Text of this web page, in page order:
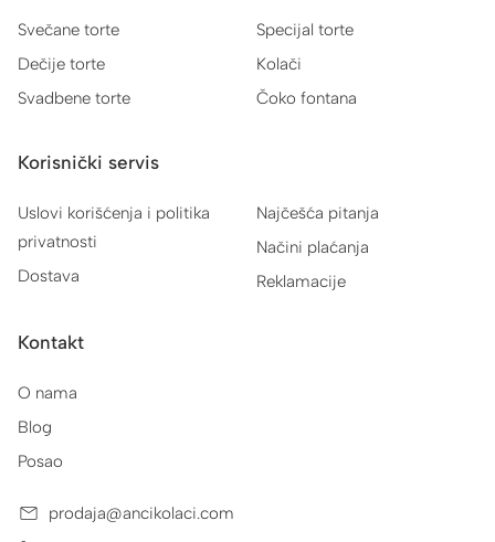
Svečane torte
Dečije torte
Svadbene torte
Specijal torte
Kolači
Čoko fontana
Korisnički servis
Uslovi korišćenja i politika
privatnosti
Dostava
Najčešća pitanja
Načini plaćanja
Reklamacije
Kontakt
O nama
Blog
Posao
prodaja@ancikolaci.com